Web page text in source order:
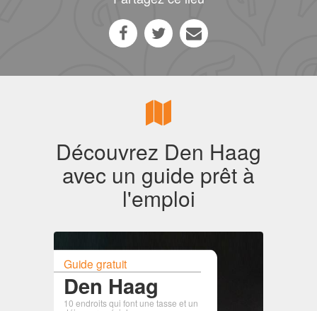
Découvrez Den Haag
avec un guide prêt à
l'emploi
Guide gratuit
Den Haag
10 endroits qui font une tasse et un